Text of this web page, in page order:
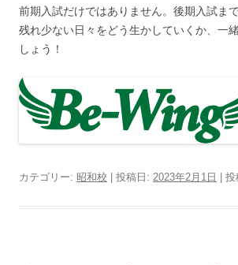
前期入試だけではありません。後期入試ま
残れ少ない日々をどう生かしていくか、一
しょう！
カテゴリー: 昭和校 | 投稿日: 2023年2月1日 投